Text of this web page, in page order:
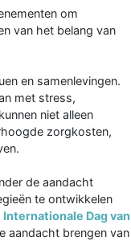
om
van het belang van
en samenlevingen.
met stress,
niet alleen
zorgkosten,
de aandacht
te ontwikkelen
Internationale Dag van
aandacht brengen van